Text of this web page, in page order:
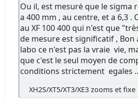
Ou il, est mesurė que le sigma
a 400 mm , au centre, et a 6,3 .
au XF 100 400 qui n'est que
de mesure est significatif , Bon
labo ce n'est pas la vraie vie,
que c'est le seul moyen de
conditions strictement egales
XH2S/XT5/XT3/XE3 zooms et fixe